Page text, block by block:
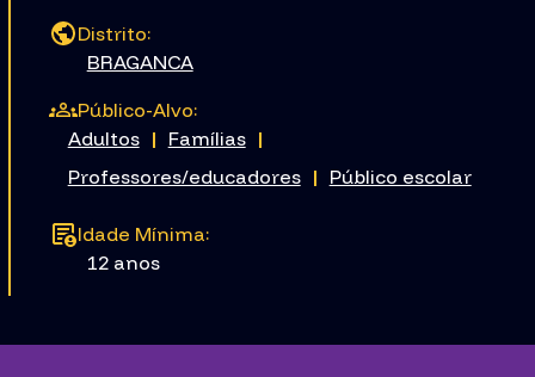
Distrito:
BRAGANCA
Público-Alvo:
Adultos | Famílias |
Professores/educadores | Público escolar
Idade Mínima:
12 anos